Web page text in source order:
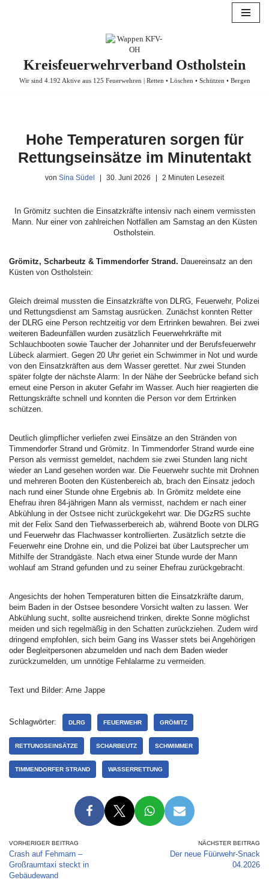
Kreisfeuerwehrverband Ostholstein
Wir sind 4.192 Aktive aus 125 Feuerwehren | Retten • Löschen • Schützen • Bergen
Hohe Temperaturen sorgen für
Rettungseinsätze im Minutentakt
von Sina Südel 30. Juni 2026 2 Minuten Lesezeit
In Grömitz suchten die Einsatzkräfte intensiv nach einem vermissten
Mann. Nur einer von zahlreichen Notfällen am Samstag an den Küsten
Ostholstein.
Grömitz, Scharbeutz & Timmendorfer Strand. Dauereinsatz an den
Küsten von Ostholstein:
Gleich dreimal mussten die Einsatzkräfte von DLRG, Feuerwehr, Polizei
und Rettungsdienst am Samstag ausrücken. Zunächst konnten Retter
der DLRG eine Person rechtzeitig vor dem Ertrinken bewahren. Bei zwei
weiteren Badeunfällen wurden zusätzlich Feuerwehrkräfte mit
Schlauchbooten sowie Taucher der Johanniter und der Berufsfeuerwehr
Lübeck alarmiert. Gegen 20 Uhr geriet ein Schwimmer in Not und wurde
von den Einsatzkräften aus dem Wasser gerettet. Nur zwei Stunden
später folgte der nächste Alarm: In der Nähe der Seebrücke befand sich
erneut eine Person in akuter Gefahr im Wasser. Auch hier reagierten die
Rettungskräfte schnell und konnten die Person vor dem Ertrinken
schützen.
Deutlich glimpflicher verliefen zwei Einsätze an den Stränden von
Timmendorfer Strand und Grömitz. In Timmendorfer Strand wurde eine
Person als vermisst gemeldet, nachdem sie zwei Stunden lang nicht
wieder an Land gesehen worden war. Die Feuerwehr suchte mit Drohnen
und mehreren Booten den Küstenbereich ab, brach den Einsatz jedoch
nach rund einer Stunde ohne Ergebnis ab. In Grömitz meldete eine
Ehefrau ihren 84‑jährigen Mann als vermisst, nachdem er nach einer
Abkühlung in der Ostsee nicht zurückgekehrt war. Die DGzRS suchte
mit der Felix Sand den Tiefwasserbereich ab, während Boote von DLRG
und Feuerwehr das Flachwasser kontrollierten. Zusätzlich setzte die
Feuerwehr eine Drohne ein, und die Polizei bat über Lautsprecher um
Mithilfe der Strandgäste. Nach etwa einer Stunde wurde der Mann
wohlauf am Strand gefunden und zu seiner Ehefrau zurückgebracht.
Angesichts der hohen Temperaturen bitten die Einsatzkräfte darum,
beim Baden in der Ostsee besondere Vorsicht walten zu lassen. Wer
Abkühlung sucht, sollte ausreichend trinken, direkte Sonne möglichst
meiden und sich regelmäßig in den Schatten zurückziehen. Zudem wird
dringend empfohlen, sich beim Gang ins Wasser stets bei Angehörigen
oder Begleitpersonen abzumelden und nach dem Baden wieder
zurückzumelden, um unnötige Fehlalarme zu vermeiden.
Text und Bilder: Arne Jappe
Schlagwörter: DLRG FEUERWEHR GRÖMITZ
RETTUNGSEINSÄTZE SCHARBEUTZ SCHWIMMER
TIMMENDORFER STRAND WASSERRETTUNG
VORHERIGER BEITRAG
Crash auf Fehmarn –
Großraumtaxi steckt in
Gebäudewand
NÄCHSTER BEITRAG
Der neue Füürwehr-Snack
04.2026